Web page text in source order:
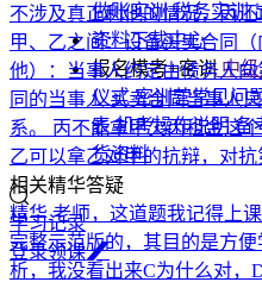
做账实训税务实训
资料下载中心
报名模考+密训中级
仪式密训营常见问
表机考操作说明备
货资料
学习记录
登录领课
不涉及真正利他的情况，丙
甲、乙之间：设备买卖合同
他）：当事人约定由债务人
同的当事人 买卖合同当事人
系。 丙不能拿甲欠丙租金这
乙可以拿乙对甲的抗辩，对
相关精华答疑
精华老师，这道题我记得上
完整示范版的，其目的是方
析，我没看出来C为什么对，